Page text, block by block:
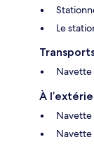
Le
Navette
À
Navette